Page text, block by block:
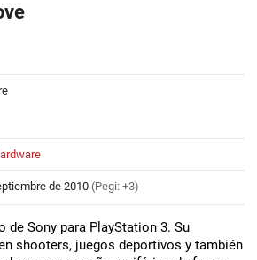
de 2010 (Pegi: +3)
de Sony para PlayStation 3. Su
shooters, juegos deportivos y también